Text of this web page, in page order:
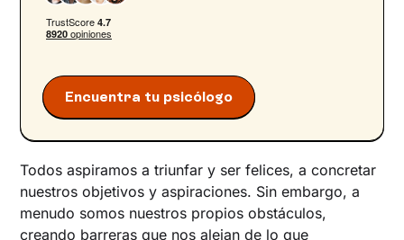
Ejemplos de autosabotaje
Eludir la búsqueda de empleo por miedo al
Evitar relaciones amorosas por temor a ser
lastimado
miedo al qué dirán
Autosabotaje: ¿cómo superarlo? 5 claves
Da el primer paso para superar el autosabotaje
Encuentra tu psicólogo
Todos aspiramos a triunfar y ser felices, a concretar
nuestros objetivos y aspiraciones. Sin embargo, a
menudo somos nuestros propios obstáculos,
creando barreras que nos alejan de lo que